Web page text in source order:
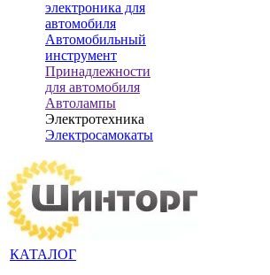
электроника для
автомобиля
Автомобильный
инструмент
Принадлежности
для автомобиля
Автолампы
Электротехника
Электросамокаты
КАТАЛОГ